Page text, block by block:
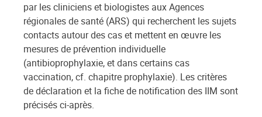
par les cliniciens et biologistes aux Agences
régionales de santé (ARS) qui recherchent les sujets
contacts autour des cas et mettent en œuvre les
mesures de prévention individuelle
(antibioprophylaxie, et dans certains cas
vaccination, cf. chapitre prophylaxie). Les critères
de déclaration et la fiche de notification des IIM sont
précisés ci-après.